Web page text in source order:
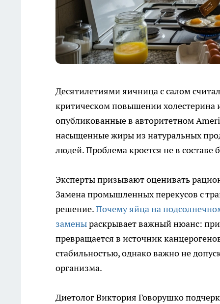
Десятилетиями яичница с салом
критическом повышении холестерина
опубликованные в авторитетном
насыщенные жиры из натуральных
людей. Проблема кроется не в составе
Эксперты призывают оценивать
Замена промышленных перекусов с
решение.Почему яйца на
заменыраскрывает важный нюанс:
превращается в источник
стабильностью, однако важно не
организма.
Диетолог Виктория Говорушко